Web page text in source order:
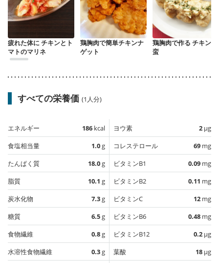
疲れた体に チキンとト
マトのマリネ
鶏胸肉で簡単チキンナ
ゲット
鶏胸肉で作る チキン南
蛮
すべての栄養価 (1人分)
エネルギー 186 kcal
食塩相当量
1.0g
たんぱく質
18.0g
脂質
10.1 g
炭水化物
7.3g
糖質
6.5g
食物繊維
0.8g
水溶性食物繊維
0.3g
ヨウ素 2 µg
コレステロール
69 mg
ビタミンB1
0.09 mg
ビタミンB2
0.11 mg
ビタミンC
12 mg
ビタミンB6
0.48 mg
ビタミンB12
0.2 µg
葉酸
18 µg